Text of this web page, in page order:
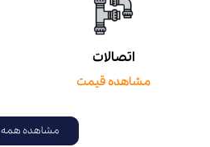
اتصالات
مشاهده قیمت
مشاهده همه